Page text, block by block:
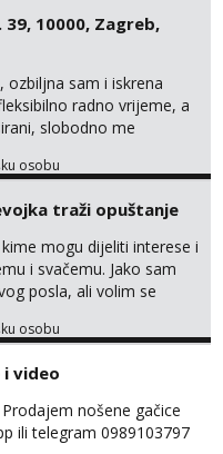
0958759047
39, 10000, Zagreb,
ozbiljna sam i iskrena
radno vrijeme, a
slobodno me
2472
osobu
traži opuštanje
mogu dijeliti interese i
i svačemu. Jako sam
posla, ali volim se
pa da se nemoram
cekam te!
osobu
i video
nošene gačice
ili telegram 0989103797